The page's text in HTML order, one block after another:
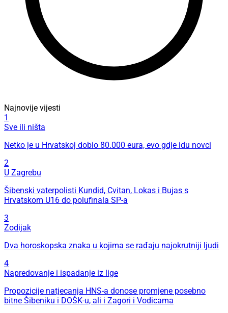
Najnovije vijesti
1
Sve ili ništa
Netko je u Hrvatskoj dobio 80.000 eura, evo gdje idu novci
2
U Zagrebu
Šibenski vaterpolisti Kundid, Cvitan, Lokas i Bujas s
Hrvatskom U16 do polufinala SP-a
3
Zodijak
Dva horoskopska znaka u kojima se rađaju najokrutniji ljudi
4
Napredovanje i ispadanje iz lige
Propozicije natjecanja HNS-a donose promjene posebno
bitne Šibeniku i DOŠK-u, ali i Zagori i Vodicama